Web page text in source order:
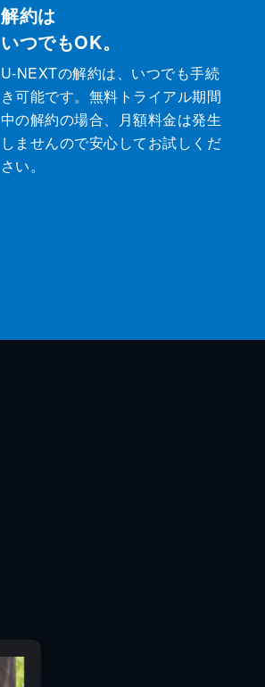
解約は
いつでもOK。
U-NEXTの解約は、いつでも手続
き可能です。無料トライアル期間
中の解約の場合、月額料金は発生
しませんので安心してお試しくだ
さい。